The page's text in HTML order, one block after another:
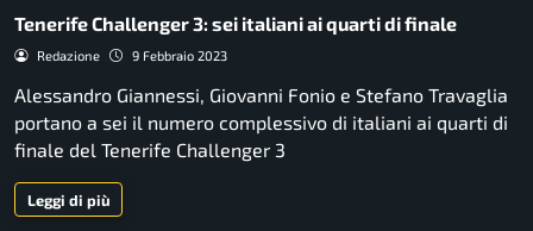
Tenerife Challenger 3: sei italiani ai quarti di finale
Redazione 9 Febbraio 2023
Alessandro Giannessi, Giovanni Fonio e Stefano Travaglia
portano a sei il numero complessivo di italiani ai quarti di
finale del Tenerife Challenger 3
Leggi di più